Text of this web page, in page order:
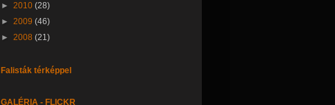
► 2010 (28)
► 2009 (46)
► 2008 (21)
Falisták térképpel
GALÉRIA - FLICKR